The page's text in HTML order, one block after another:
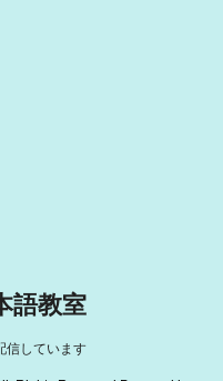
語教室
信しています